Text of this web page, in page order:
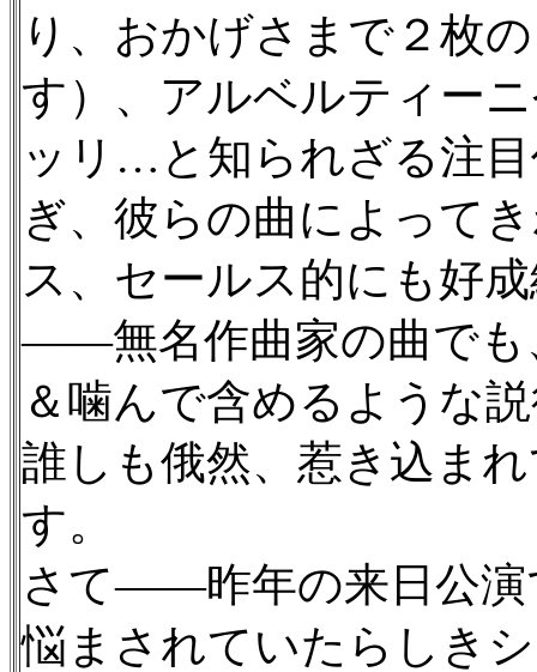
り、おかげさまで２枚
す）、アルベルティー
ッリ…と知られざる注
ぎ、彼らの曲によって
ス、セールス的にも好
——無名作曲家の曲でも
＆噛んで含めるような
誰しも俄然、惹き込ま
す。
さて——昨年の来日公演
悩まされていたらしき